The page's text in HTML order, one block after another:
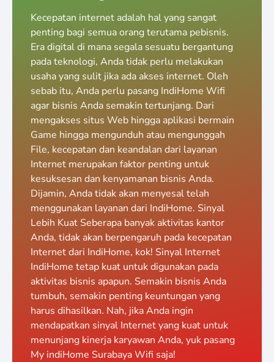
Kecepatan internet adalah hal yang sangat
penting bagi semua orang terutama pebisnis.
Era digital di mana segala sesuatu bergantung
pada teknologi, Anda tidak perlu melakukan
usaha yang sulit jika ada akses internet. Oleh
sebab itu, Anda perlu pasang IndiHome Wifi
agar bisnis Anda semakin tertunjang. Dari
mengakses situs Web hingga aplikasi bermain
Game hingga mengunduh atau mengunggah
File, kecepatan dan keandalan dari layanan
Internet merupakan faktor penting untuk
kesuksesan dan kenyamanan bisnis Anda.
Dijamin, Anda tidak akan menyesal telah
menggunakan layanan dari IndiHome. Sinyal
Lebih Kuat Seberapa banyak aktivitas kantor
Anda, tidak akan berpengaruh pada kecepatan
Internet dari IndiHome, kok! Sinyal Internet
IndiHome tetap kuat untuk digunakan pada
aktivitas bisnis apapun. Semakin bisnis Anda
tumbuh, semakin penting keuntungan yang
harus dihasilkan. Nah, jika Anda ingin
mendapatkan sinyal Internet yang kuat untuk
menunjang kinerja karyawan Anda, yuk pasang
My indiHome Surabaya Wifi saja!